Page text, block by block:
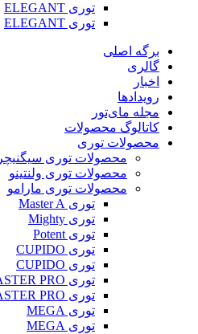
توری ELEGANT
توری ELEGANT
برگه اصلی
گالری
اخبار
رویدادها
مجله مای‌تور
کاتالوگ محصولات
محصولات توری
محصولات توری سیگنیچر
محصولات توری ولنتینو
محصولات توری مارامو
توری Master A
توری Mighty
توری Potent
توری CUPIDO
توری CUPIDO
توری MASTER PRO
توری MASTER PRO
توری MEGA
توری MEGA